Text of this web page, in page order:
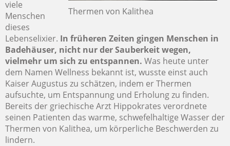
Thermen von Kalithea
viele
Menschen
dieses
Lebenselixier. In früheren Zeiten gingen Menschen in
Badehäuser, nicht nur der Sauberkeit wegen,
vielmehr um sich zu entspannen. Was heute unter
dem Namen Wellness bekannt ist, wusste einst auch
Kaiser Augustus zu schätzen, indem er Thermen
aufsuchte, um Entspannung und Erholung zu finden.
Bereits der griechische Arzt Hippokrates verordnete
seinen Patienten das warme, schwefelhaltige Wasser der
Thermen von Kalithea, um körperliche Beschwerden zu
lindern.